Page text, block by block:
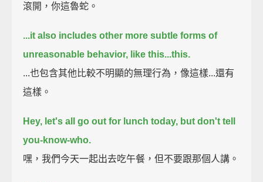
滾開，你這魯蛇。
...it also includes other more subtle forms of
unreasonable behavior, like this...this.
...也包含其他比較不明顯的無理行為，像這樣...還有
這樣。
Hey, let's all go out for lunch today, but don't tell
you-know-who.
嘿，我們今天一起出去吃午餐，但不要跟那個人講。